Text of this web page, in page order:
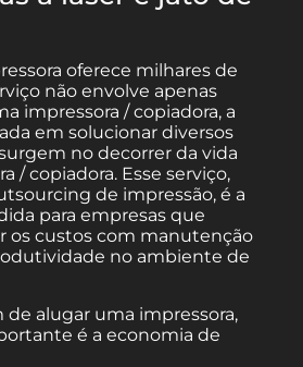
oferece milhares de
não envolve apenas
impressora / copiadora, a
em solucionar diversos
no decorrer da vida
/ copiadora. Esse serviço,
de impressão, é a
para empresas que
os custos com manutenção
no ambiente de
alugar uma impressora,
é a economia de